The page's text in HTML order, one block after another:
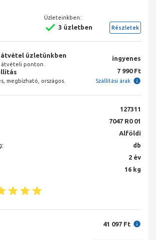
Üzleteinkben:
3 üzletben Részletek
átvétel üzletünkben
átvételi ponton.
ingyenes
megbízható, országos.
7 990 Ft
Szállítási árak
127311
7047 R0 01
Alföldi
db
2 év
16 kg
41 097 Ft